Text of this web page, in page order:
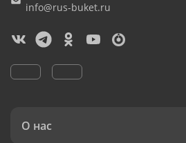
info@rus-buket.ru
О нас